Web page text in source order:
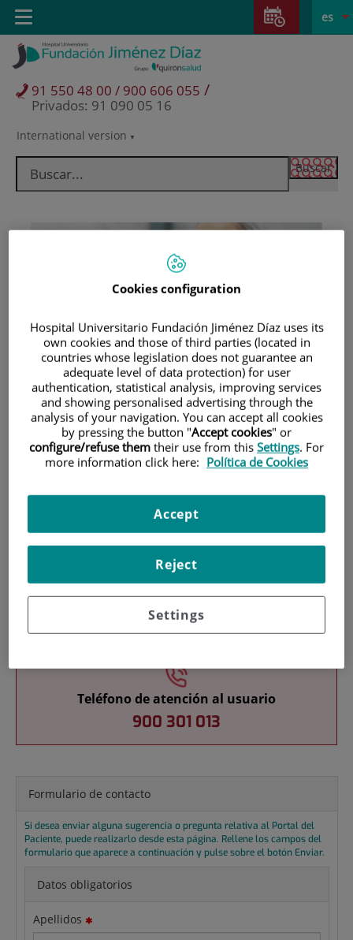
Saltar
contenido
Selector
idioma
activo
es
International version
91 550 48 00 / 900 606 055 /
Privados: 91 090 05 16
Toggle
navigation
Pacientes y visitantes
Teléfono de atención al usuario
900 301 013
Formulario de contacto
Si desea enviar alguna sugerencia o pregunta relativa al Portal del
Paciente, puede realizarlo desde esta página. Rellene los campos del
formulario que aparece a continuación y pulse sobre el botón Enviar.
Datos obligatorios
Apellidos
Cookies configuration
Hospital Universitario Fundación Jiménez Díaz uses its
own cookies and those of third parties (located in
countries whose legislation does not guarantee an
adequate level of data protection) for user
authentication, statistical analysis, improving services
and showing personalised advertising through the
analysis of your navigation. You can accept all cookies
by pressing the button "Accept cookies" or
configure/refuse them their use from this Settings. For
more information click here: Política de Cookies
Settings
Reject
Accept